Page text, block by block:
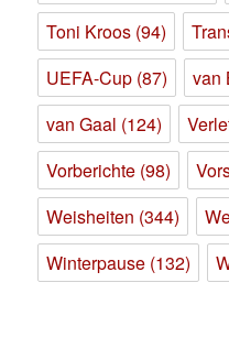
Toni Kroos (94)
UEFA-Cup (87) van
van Gaal (124)
Vorberichte (98)
Weisheiten (344)
Winterpause (132)